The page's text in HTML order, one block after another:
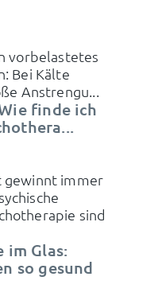
vorbelastetes
Bei Kälte
Anstrengu...
finde ich
gewinnt immer
sind
im Glas:
so gesund